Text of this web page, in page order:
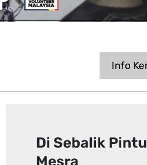
Info
Di Sebalik
Mesra